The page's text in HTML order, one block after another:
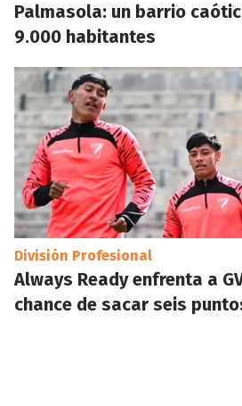
Palmasola: un barrio
9.000 habitantes
División Profesional
Always Ready enfrenta a
chance de sacar seis